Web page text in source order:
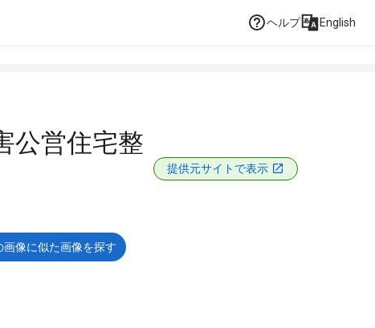
ヘルプ English
公営住宅整
提供元サイトで表示
画像に似た画像を探す